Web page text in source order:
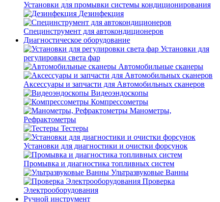
Установки для промывки системы кондиционирования
Дезинфекция
Специнструмент для автокондиционеров
Диагностическое оборудование
Установки для
регулировки света фар
Автомобильные сканеры
Аксессуары и запчасти для Автомобильных сканеров
Видеоэндоскопы
Компрессометры
Манометры,
Рефрактометры
Тестеры
Установки для диагностики и очистки форсунок
Промывка и диагностика топливных систем
Ультразвуковые Ванны
Проверка
Электрооборудования
Ручной инструмент